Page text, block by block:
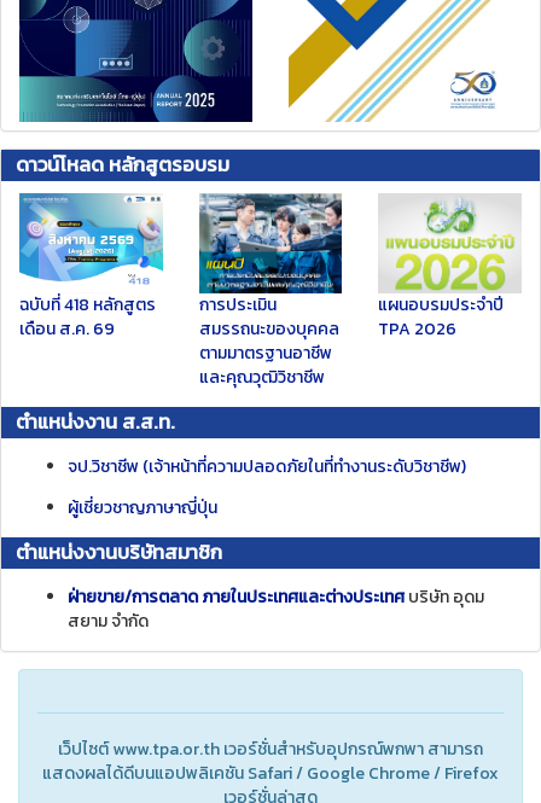
ดาวน์โหลด หลักสูตรอบรม
ฉบับที่ 418 หลักสูตร
เดือน ส.ค. 69
การประเมิน
สมรรถนะของบุคคล
ตามมาตรฐานอาชีพ
และคุณวุฒิวิชาชีพ
แผนอบรมประจำปี
TPA 2026
ตำแหน่งงาน ส.ส.ท.
จป.วิชาชีพ (เจ้าหน้าที่ความปลอดภัยในที่ทำงานระดับวิชาชีพ)
ผู้เชี่ยวชาญภาษาญี่ปุ่น
ตำแหน่งงานบริษัทสมาชิก
ฝ่ายขาย/การตลาด ภายในประเทศและต่างประเทศบริษัท อุดม
สยาม จํากัด
เว็ปไซต์ www.tpa.or.th เวอร์ชั่นสำหรับอุปกรณ์พกพา สามารถ
แสดงผลได้ดีบนแอปพลิเคชัน Safari / Google Chrome / Firefox